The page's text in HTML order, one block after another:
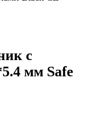
с
мм Safe